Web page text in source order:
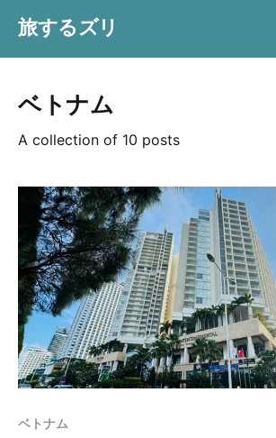
旅するズリ
ベトナム
A collection of 10 posts
ベトナム